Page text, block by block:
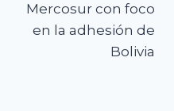
Mercosur con foco
en la adhesión de
Bolivia